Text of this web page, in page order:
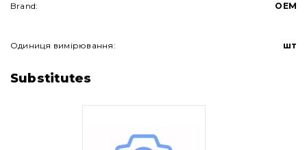
About Us
Brand: OEM
Одиниця вимірювання: шт
Substitutes